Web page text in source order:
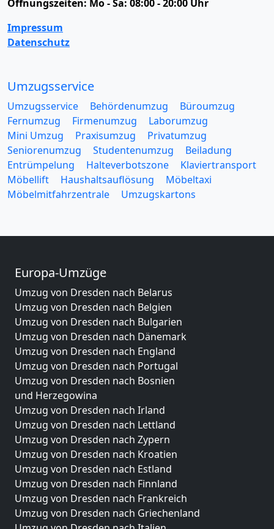
Öffnungszeiten: Mo - Sa: 08:00 - 20:00 Uhr
Impressum
Datenschutz
Umzugsservice
Umzugsservice Behördenumzug
Büroumzug
Fernumzug
Firmenumzug
Laborumzug
Mini Umzug
Praxisumzug
Privatumzug
Seniorenumzug
Studentenumzug
Beiladung
Entrümpelung
Halteverbotszone
Klaviertransport
Möbellift
Haushaltsauflösung
Möbeltaxi
Möbelmitfahrzentrale
Umzugskartons
Europa-Umzüge
Umzug von Dresden nach Belarus
Umzug von Dresden nach Belgien
Umzug von Dresden nach Bulgarien
Umzug von Dresden nach Dänemark
Umzug von Dresden nach England
Umzug von Dresden nach Portugal
Umzug von Dresden nach Bosnien
und Herzegowina
Umzug von Dresden nach Irland
Umzug von Dresden nach Lettland
Umzug von Dresden nach Zypern
Umzug von Dresden nach Kroatien
Umzug von Dresden nach Estland
Umzug von Dresden nach Finnland
Umzug von Dresden nach Frankreich
Umzug von Dresden nach Griechenland